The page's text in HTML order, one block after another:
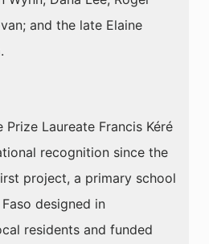
and the late Elaine
Laureate Francis Kéré
recognition since the
project, a primary school
designed in
residents and funded